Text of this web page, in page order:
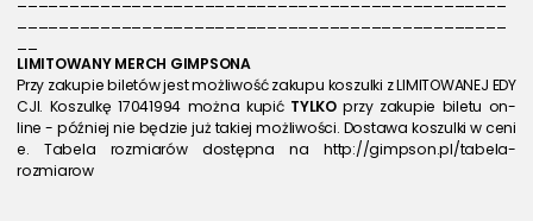
LIMITOWANY MERCH GIMPSONA
Przy zakupie biletów jest możliwość zakupu koszulki z LIMITOWANEJ EDY
CJI. Koszulkę 17041994 można kupić TYLKO przy zakupie biletu on-
line - później nie będzie już takiej możliwości. Dostawa koszulki w ceni
e. Tabela rozmiarów dostępna na http://gimpson.pl/tabela-
rozmiarow